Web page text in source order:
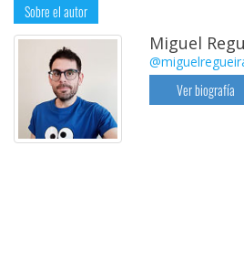
Sobre el autor
Miguel
Ver biografía